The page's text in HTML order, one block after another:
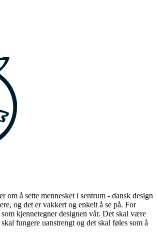
om å sette mennesket i sentrum - dansk design
og det er vakkert og enkelt å se på. For
kjennetegner designen vår. Det skal være
fungere uanstrengt og det skal føles som å